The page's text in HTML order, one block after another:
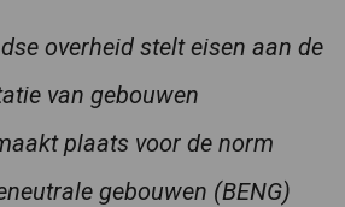
overheid stelt eisen aan de
van gebouwen
plaats voor de norm
gebouwen (BENG)